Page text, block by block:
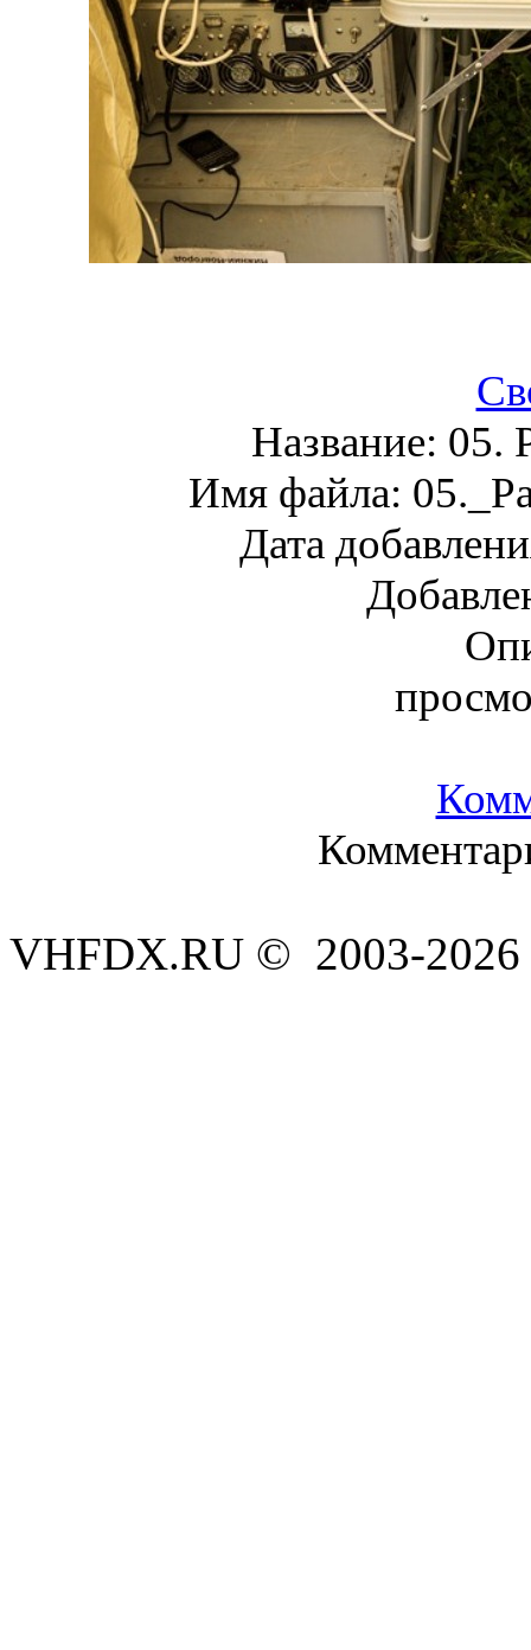
Название: 05.
Имя файла:
Дата
VHFDX.RU © 2003-2026